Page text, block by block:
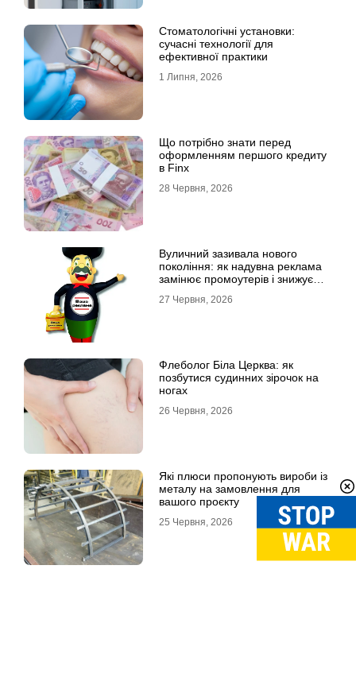
Стоматологічні установки:
сучасні технології для
ефективної практики
1 Липня, 2026
Що потрібно знати перед
оформленням першого кредиту
в Finx
28 Червня, 2026
Вуличний зазивала нового
покоління: як надувна реклама
замінює промоутерів і знижує
27 Червня, 2026
Флеболог Біла Церква: як
позбутися судинних зірочок на
ногах
26 Червня, 2026
Які плюси пропонують вироби із
металу на замовлення для
вашого проєкту
25 Червня, 2026